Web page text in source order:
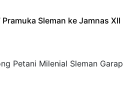
Sleman ke Jamnas XII